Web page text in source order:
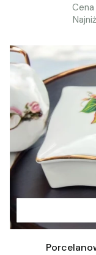
Cena